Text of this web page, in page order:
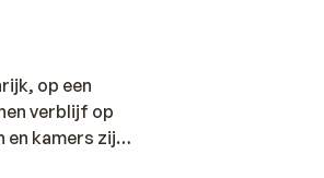
op een
verblijf op
en kamers zijn